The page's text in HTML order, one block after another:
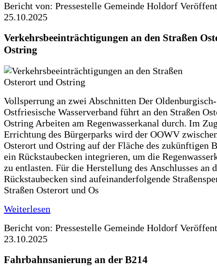
Bericht von: Pressestelle Gemeinde Holdorf
25.10.2025
Verkehrsbeeinträchtigungen an den Straßen
Ostring
Vollsperrung an zwei Abschnitten Der Oldenburgisch-
Ostfriesische Wasserverband führt an den Straßen
Ostring Arbeiten am Regenwasserkanal durch. Im
Errichtung des Bürgerparks wird der OOWV
Osterort und Ostring auf der Fläche des zukünftigen
ein Rückstaubecken integrieren, um die
zu entlasten. Für die Herstellung des Anschlusses an
Rückstaubecken sind aufeinanderfolgende
Straßen Osterort und Os
Weiterlesen
Bericht von: Pressestelle Gemeinde Holdorf
23.10.2025
Fahrbahnsanierung an der B214